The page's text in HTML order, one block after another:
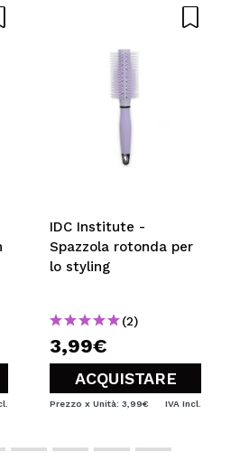
IDC Institute -
Spazzola rotonda per
lo styling
(2)
3,99€
ACQUISTARE
Prezzo x Unità: 3,99€ IVA Incl.